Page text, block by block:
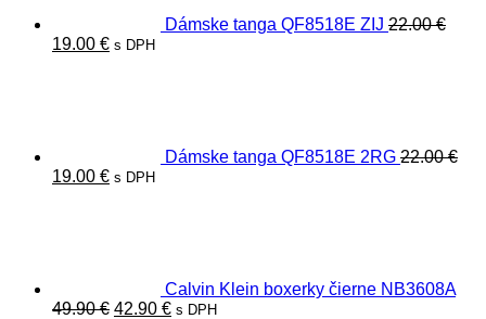
Dámske tanga QF8518E ZIJ 22.00€
Pôvodná
19.00 €Aktuálna
s DPH
Dámske tanga QF8518E 2RG 22.00€
Pôvodná
19.00 €Aktuálna
s DPH
Calvin Klein boxerky čierne NB3608A
49.90€ Pôvodná
42.90 €Aktuálna
s DPH